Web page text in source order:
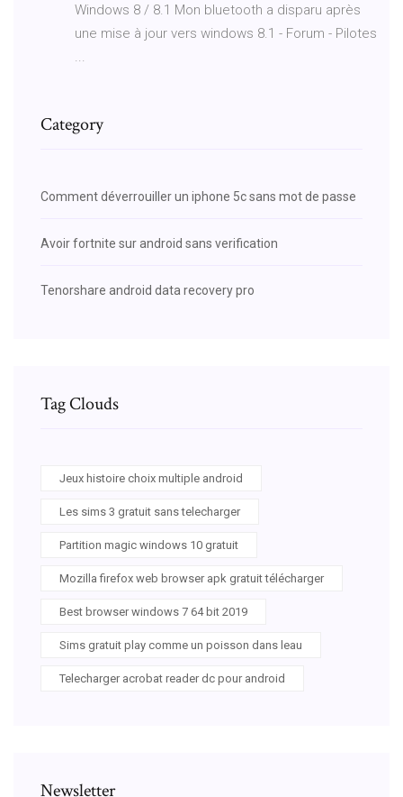
Windows 8 / 8.1 Mon bluetooth a disparu après
une mise à jour vers windows 8.1 - Forum - Pilotes
...
Category
Comment déverrouiller un iphone 5c sans mot de passe
Avoir fortnite sur android sans verification
Tenorshare android data recovery pro
Tag Clouds
Jeux histoire choix multiple android
Les sims 3 gratuit sans telecharger
Partition magic windows 10 gratuit
Mozilla firefox web browser apk gratuit télécharger
Best browser windows 7 64 bit 2019
Sims gratuit play comme un poisson dans leau
Telecharger acrobat reader dc pour android
Newsletter